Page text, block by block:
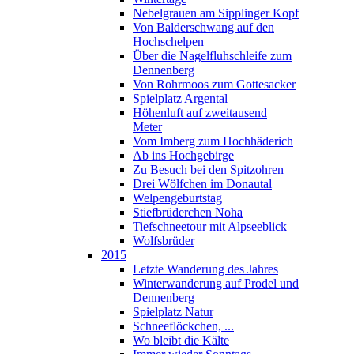
Nebelgrauen am Sipplinger Kopf
Von Balderschwang auf den
Hochschelpen
Über die Nagelfluhschleife zum
Dennenberg
Von Rohrmoos zum Gottesacker
Spielplatz Argental
Höhenluft auf zweitausend
Meter
Vom Imberg zum Hochhäderich
Ab ins Hochgebirge
Zu Besuch bei den Spitzohren
Drei Wölfchen im Donautal
Welpengeburtstag
Stiefbrüderchen Noha
Tiefschneetour mit Alpseeblick
Wolfsbrüder
2015
Letzte Wanderung des Jahres
Winterwanderung auf Prodel und
Dennenberg
Spielplatz Natur
Schneeflöckchen, ...
Wo bleibt die Kälte